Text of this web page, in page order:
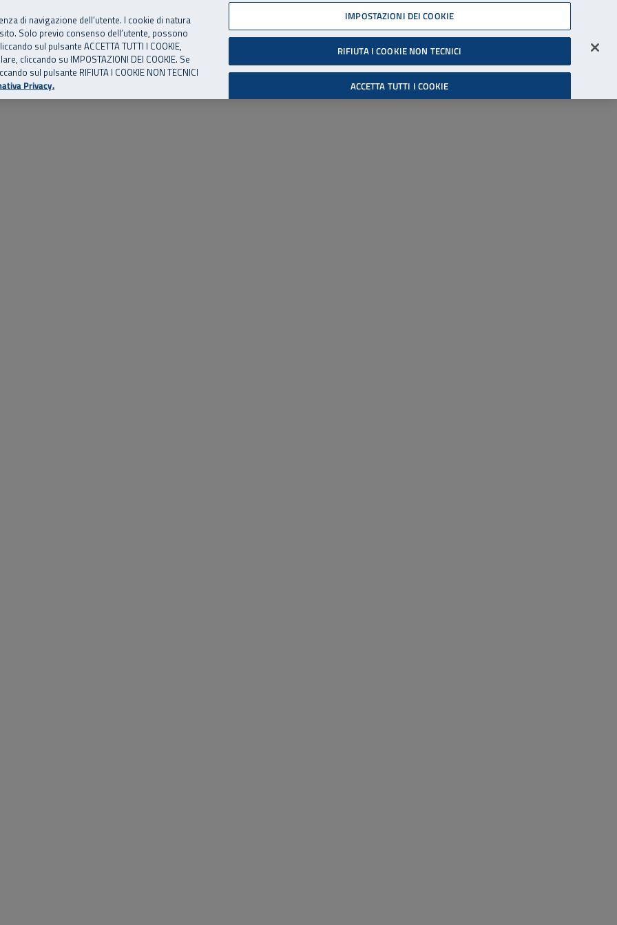
06 45539607
eventi Risorse utili Supporto Accessibilità
Cerca
Accedi all'area riservata
di navigazione dell’utente. I cookie di natura
Solo previo consenso dell’utente, possono
sul pulsante ACCETTA TUTTI I COOKIE,
cliccando su IMPOSTAZIONI DEI COOKIE. Se
sul pulsante RIFIUTA I COOKIE NON TECNICI
Privacy.
IMPOSTAZIONI DEI COOKIE
RIFIUTA I COOKIE NON TECNICI
ACCETTA TUTTI I COOKIE